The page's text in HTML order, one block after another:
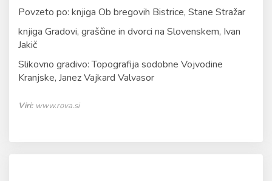
Povzeto po: knjiga Ob bregovih Bistrice, Stane Stražar
knjiga Gradovi, graščine in dvorci na Slovenskem, Ivan
Jakič
Slikovno gradivo: Topografija sodobne Vojvodine
Kranjske, Janez Vajkard Valvasor
Viri: www.rova.si